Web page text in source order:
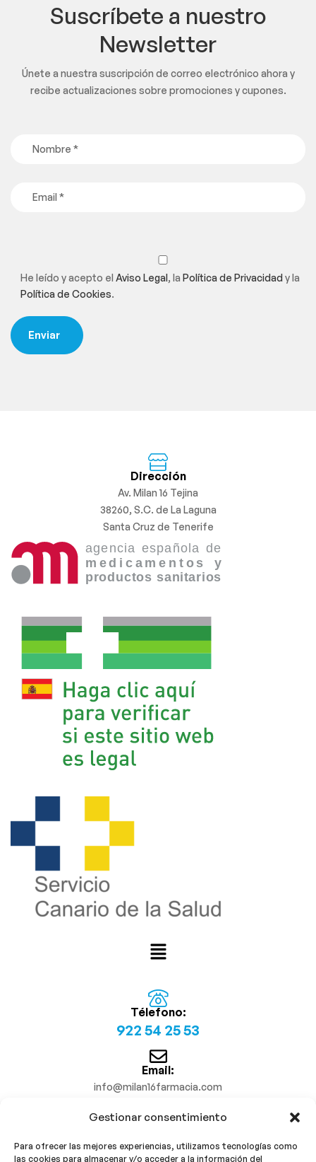
Gestionar consentimiento
Para ofrecer las mejores experiencias, utilizamos tecnologías como
las cookies para almacenar y/o acceder a la información del
Suscríbete a nuestro
Newsletter
Únete a nuestra suscripción de correo electrónico ahora y
recibe actualizaciones sobre promociones y cupones.
He leído y acepto el Aviso Legal, la Política de Privacidady la
Política de Cookies.
Dirección
Av. Milan 16 Tejina
38260, S.C. de La Laguna
Santa Cruz de Tenerife
Télefono:
922 54 25 53
Email:
info@milan16farmacia.com
¡Síguenos!